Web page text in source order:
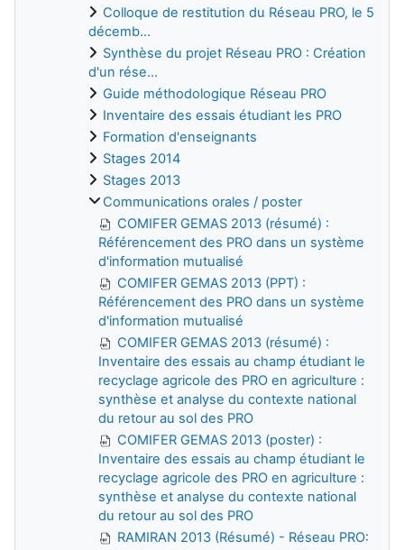
Colloque de restitution du Réseau PRO, le 5
décemb...
Synthèse du projet Réseau PRO : Création
d'un rése...
Guide méthodologique Réseau PRO
Inventaire des essais étudiant les PRO
Formation d'enseignants
Stages 2014
Stages 2013
Communications orales / poster
COMIFER GEMAS 2013 (résumé) :
Référencement des PRO dans un système
d'information mutualisé
COMIFER GEMAS 2013 (PPT) :
Référencement des PRO dans un système
d'information mutualisé
COMIFER GEMAS 2013 (résumé) :
Inventaire des essais au champ étudiant le
recyclage agricole des PRO en agriculture :
synthèse et analyse du contexte national
du retour au sol des PRO
COMIFER GEMAS 2013 (poster) :
Inventaire des essais au champ étudiant le
recyclage agricole des PRO en agriculture :
synthèse et analyse du contexte national
du retour au sol des PRO
RAMIRAN 2013 (Résumé) - Réseau PRO: